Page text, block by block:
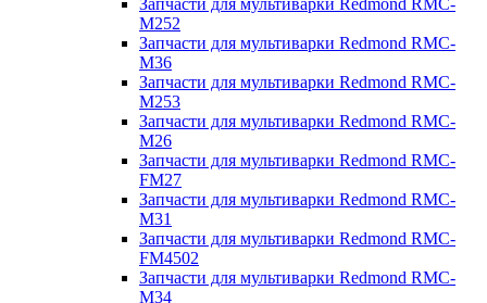
Запчасти для мультиварки Redmond RMC-
M252
Запчасти для мультиварки Redmond RMC-
M36
Запчасти для мультиварки Redmond RMC-
M253
Запчасти для мультиварки Redmond RMC-
M26
Запчасти для мультиварки Redmond RMC-
FM27
Запчасти для мультиварки Redmond RMC-
M31
Запчасти для мультиварки Redmond RMC-
FM4502
Запчасти для мультиварки Redmond RMC-
M34